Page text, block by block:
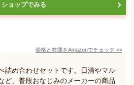
ショップでみる
価格と在庫をAmazonでチェック >>
詰め合わせセットです。日清やマル
ど、普段おなじみのメーカーの商品